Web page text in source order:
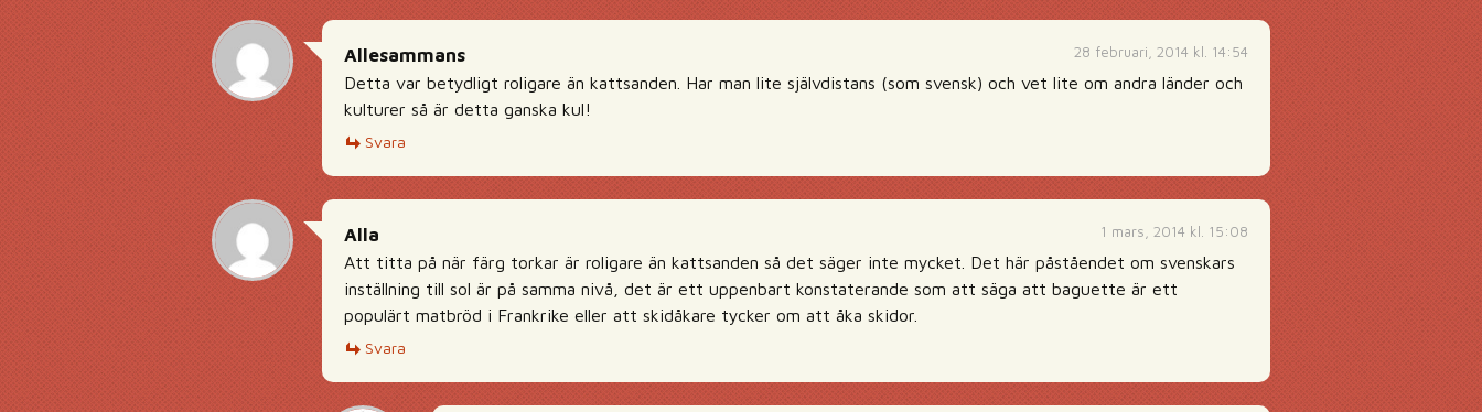
28 februari, 2014 kl. 14:54
Allesammans
Detta var betydligt roligare än kattsanden. Har man lite självdistans (som svensk) och vet lite om andra länder och
kulturer så är detta ganska kul!
Svara
1 mars, 2014 kl. 15:08
Alla
Att titta på när färg torkar är roligare än kattsanden så det säger inte mycket. Det här påståendet om svenskars
inställning till sol är på samma nivå, det är ett uppenbart konstaterande som att säga att baguette är ett
populärt matbröd i Frankrike eller att skidåkare tycker om att åka skidor.
Svara